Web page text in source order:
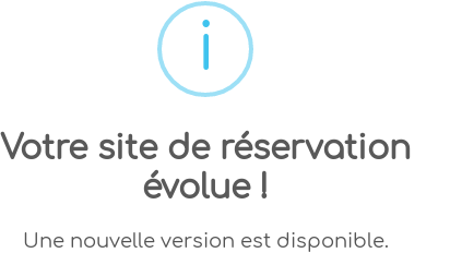
Votre site de réservation
évolue !
Une nouvelle version est disponible.